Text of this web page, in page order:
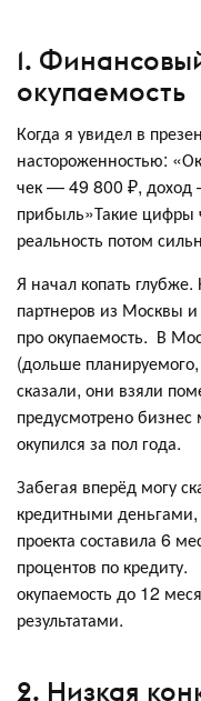
1.
окупаемость
Когда я увидел в
настороженностью:
чек — 49 800 ₽, доход
прибыль»Такие цифры
реальность потом
Я начал копать
партнеров из Москвы
про окупаемость. В
(дольше
сказали, они взяли
предусмотрено
окупился за пол года.
Забегая вперёд могу
кредитными деньгами,
проекта составила 6
процентов по
окупаемость до 12
результатами.
2. Низкая